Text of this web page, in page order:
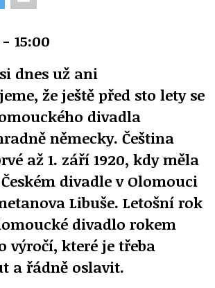
15:00
dnes už ani
že ještě před sto lety se
divadla
německy. Čeština
až 1. září 1920, kdy měla
divadle v Olomouci
Libuše. Letošní rok
divadlo rokem
výročí, které je třeba
a řádně oslavit.